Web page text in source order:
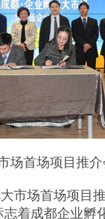
场首场项目推
市场首场项目
着成都企业孵